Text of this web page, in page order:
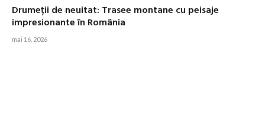
Drumeții de neuitat: Trasee montane cu peisaje
impresionante în România
mai 16, 2026